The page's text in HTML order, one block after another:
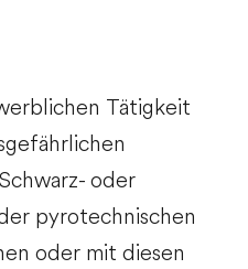
Tätigkeit
oder
pyrotechnischen
oder mit diesen